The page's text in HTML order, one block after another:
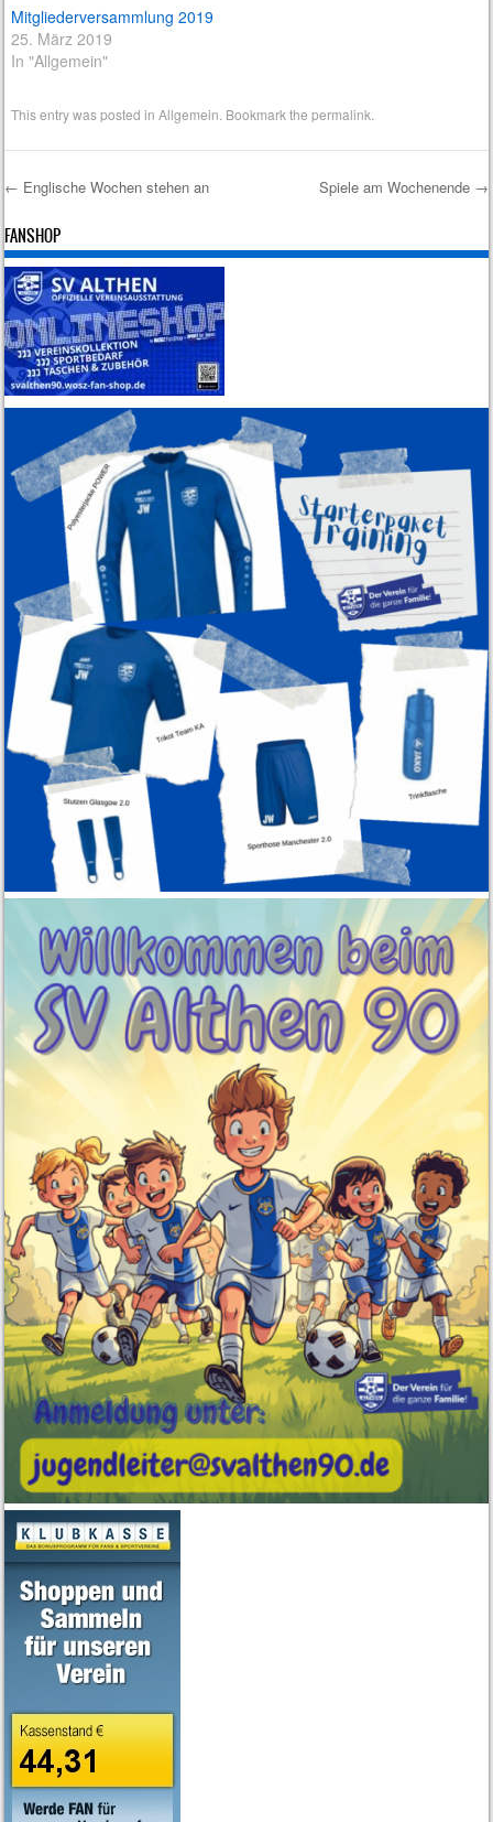
Mitgliederversammlung 2019
25. März 2019
In "Allgemein"
This entry was posted inAllgemein . Bookmark thepermalink
Post navigation
← Englische Wochen stehen an Spiele am Wochenende →
FANSHOP